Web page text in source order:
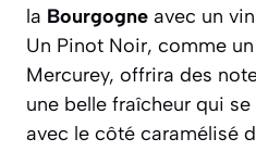
la Bourgogne avec un
Un Pinot Noir, comme
Mercurey, offrira des
une belle fraîcheur qui
avec le côté caramélisé